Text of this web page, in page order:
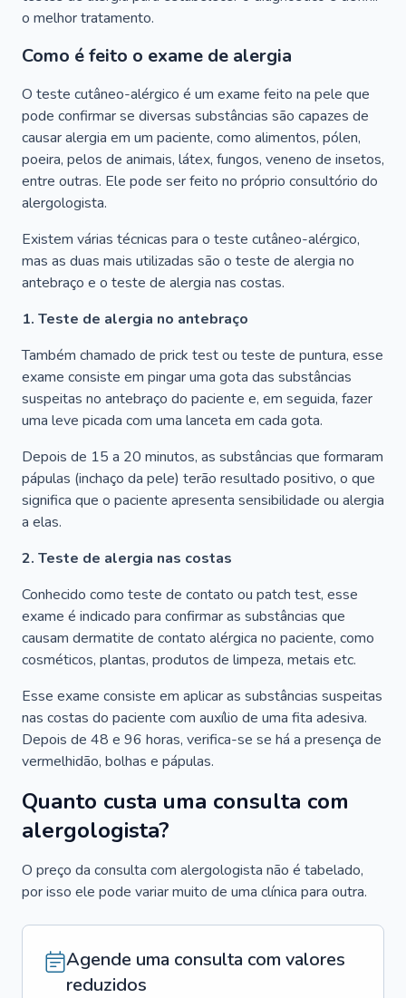
o melhor tratamento.
Como é feito o exame de alergia
O teste cutâneo-alérgico é um exame feito na pele que
pode confirmar se diversas substâncias são capazes de
causar alergia em um paciente, como alimentos, pólen,
poeira, pelos de animais, látex, fungos, veneno de insetos,
entre outras. Ele pode ser feito no próprio consultório do
alergologista.
Existem várias técnicas para o teste cutâneo-alérgico,
mas as duas mais utilizadas são o teste de alergia no
antebraço e o teste de alergia nas costas.
1. Teste de alergia no antebraço
Também chamado de prick test ou teste de puntura, esse
exame consiste em pingar uma gota das substâncias
suspeitas no antebraço do paciente e, em seguida, fazer
uma leve picada com uma lanceta em cada gota.
Depois de 15 a 20 minutos, as substâncias que formaram
pápulas (inchaço da pele) terão resultado positivo, o que
significa que o paciente apresenta sensibilidade ou alergia
a elas.
2. Teste de alergia nas costas
Conhecido como teste de contato ou patch test, esse
exame é indicado para confirmar as substâncias que
causam dermatite de contato alérgica no paciente, como
cosméticos, plantas, produtos de limpeza, metais etc.
Esse exame consiste em aplicar as substâncias suspeitas
nas costas do paciente com auxílio de uma fita adesiva.
Depois de 48 e 96 horas, verifica-se se há a presença de
vermelhidão, bolhas e pápulas.
Quanto custa uma consulta com
alergologista?
O preço da consulta com alergologista não é tabelado,
por isso ele pode variar muito de uma clínica para outra.
Agende uma consulta com valores
reduzidos